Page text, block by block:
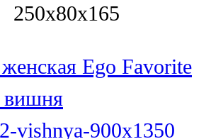
250x80x165